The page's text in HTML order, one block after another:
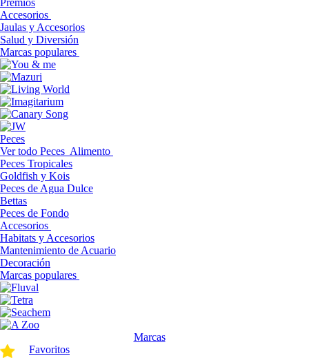
Premios
Accesorios
Jaulas y Accesorios
Salud y Diversión
Marcas populares
Peces
Ver todo Peces Alimento
Peces Tropicales
Goldfish y Kois
Peces de Agua Dulce
Bettas
Peces de Fondo
Accesorios
Habitats y Accesorios
Mantenimiento de Acuario
Decoración
Marcas populares
Marcas
Favoritos